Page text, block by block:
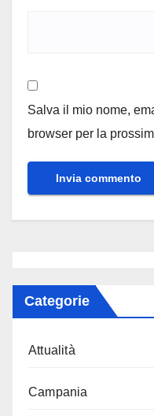
Salva il mio nome,
browser per la
Categorie
Attualità
Campania